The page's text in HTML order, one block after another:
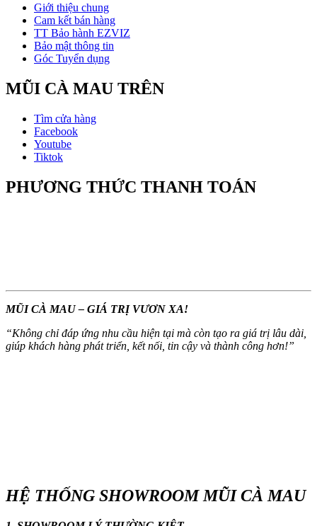
Giới thiệu chung
Cam kết bán hàng
TT Bảo hành EZVIZ
Bảo mật thông tin
Góc Tuyển dụng
MŨI CÀ MAU TRÊN
Tìm cửa hàng
Facebook
Youtube
Tiktok
PHƯƠNG THỨC THANH TOÁN
MŨI CÀ MAU – GIÁ TRỊ VƯƠN XA!
“Không chỉ đáp ứng nhu cầu hiện tại mà còn tạo ra giá trị lâu dài,
giúp khách hàng phát triển, kết nối, tin cậy và thành công hơn!”
HỆ THỐNG SHOWROOM MŨI CÀ MAU